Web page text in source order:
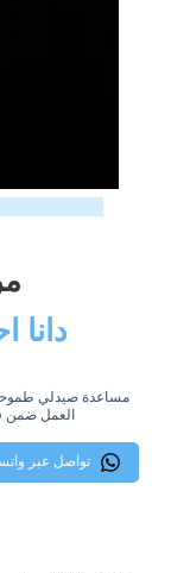
دانا
مساعدة صيدلي طموحة
العمل ضمن
تواصل عبر